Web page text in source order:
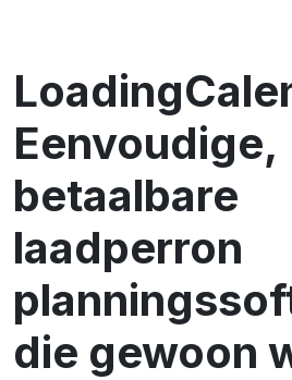
Eenvoudige,
betaalbare
laadperron
die gewoon